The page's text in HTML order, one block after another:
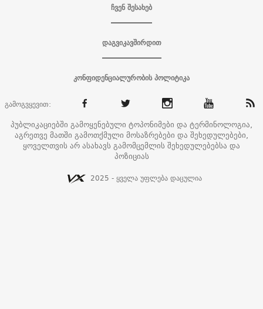
ჩვენ შესახებ
დაგვიკავშირდით
კონფიდენციალურობის პოლიტიკა
გამოგვყევით:
პუბლიკაციებში გამოყენებული ტოპონიმები და ტერმინოლოგია,
აგრეთვე მათში გამოთქმული მოსაზრებები და შეხედულებები,
ყოველთვის არ ასახავს გამომცემლის შეხედულებებსა და
პოზიციას
2025 - ყველა უფლება დაცულია